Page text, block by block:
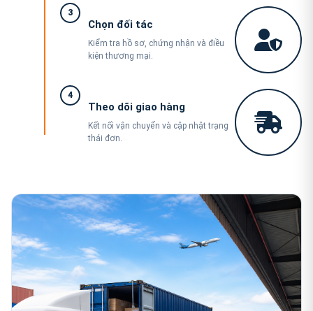
3
Chọn đối tác
Kiểm tra hồ sơ, chứng nhận và điều
kiện thương mại.
4
Theo dõi giao hàng
Kết nối vận chuyển và cập nhật trạng
thái đơn.